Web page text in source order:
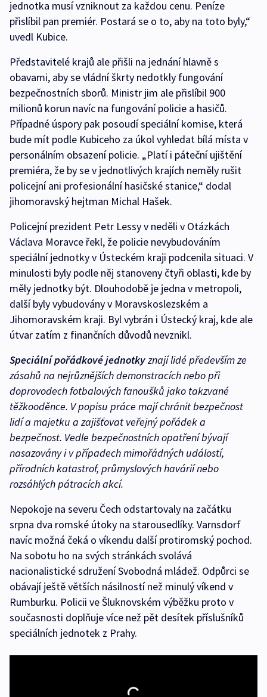
jednotka musí vzniknout za každou cenu. Peníze
přislíbil pan premiér. Postará se o to, aby na toto byly,“
uvedl Kubice.
Představitelé krajů ale přišli na jednání hlavně s
obavami, aby se vládní škrty nedotkly fungování
bezpečnostních sborů. Ministr jim ale přislíbil 900
milionů korun navíc na fungování policie a hasičů.
Případné úspory pak posoudí speciální komise, která
bude mít podle Kubiceho za úkol vyhledat bílá místa v
personálním obsazení policie. „Platí i páteční ujištění
premiéra, že by se v jednotlivých krajích neměly rušit
policejní ani profesionální hasičské stanice,“ dodal
jihomoravský hejtman Michal Hašek.
Policejní prezident Petr Lessy v neděli v Otázkách
Václava Moravce řekl, že policie nevybudováním
speciální jednotky v Ústeckém kraji podcenila situaci. V
minulosti byly podle něj stanoveny čtyři oblasti, kde by
měly jednotky být. Dlouhodobě je jedna v metropoli,
další byly vybudovány v Moravskoslezském a
Jihomoravském kraji. Byl vybrán i Ústecký kraj, kde ale
útvar zatím z finančních důvodů nevznikl.
Speciální pořádkové jednotkyznají lidé především ze
zásahů na nejrůznějších demonstracích nebo při
doprovodech fotbalových fanoušků jako takzvané
těžkooděnce. V popisu práce mají chránit bezpečnost
lidí a majetku a zajišťovat veřejný pořádek a
bezpečnost. Vedle bezpečnostních opatření bývají
nasazovány i v případech mimořádných událostí,
přírodních katastrof, průmyslových havárií nebo
rozsáhlých pátracích akcí.
Nepokoje na severu Čech odstartovaly na začátku
srpna dva romské útoky na starousedlíky. Varnsdorf
navíc možná čeká o víkendu další protiromský pochod.
Na sobotu ho na svých stránkách svolává
nacionalistické sdružení Svobodná mládež. Odpůrci se
obávají ještě větších násilností než minulý víkend v
Rumburku. Policii ve Šluknovském výběžku proto v
současnosti doplňuje více než pět desítek příslušníků
speciálních jednotek z Prahy.